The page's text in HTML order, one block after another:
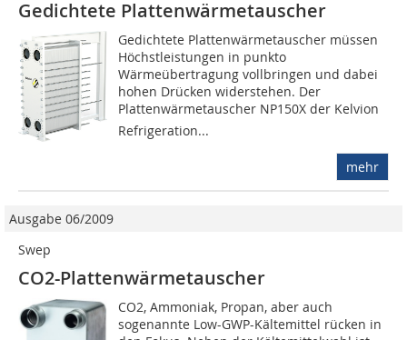
Gedichtete Plattenwärmetauscher
Gedichtete Plattenwärmetauscher müssen
Höchstleistungen in punkto
Wärmeübertragung vollbringen und dabei
hohen Drücken widerstehen. Der
Plattenwärmetauscher NP150X der Kelvion
Refrigeration...
mehr
Ausgabe 06/2009
Swep
CO2-Plattenwärmetauscher
CO2, Ammoniak, Propan, aber auch
sogenannte Low-GWP-Kältemittel rücken in